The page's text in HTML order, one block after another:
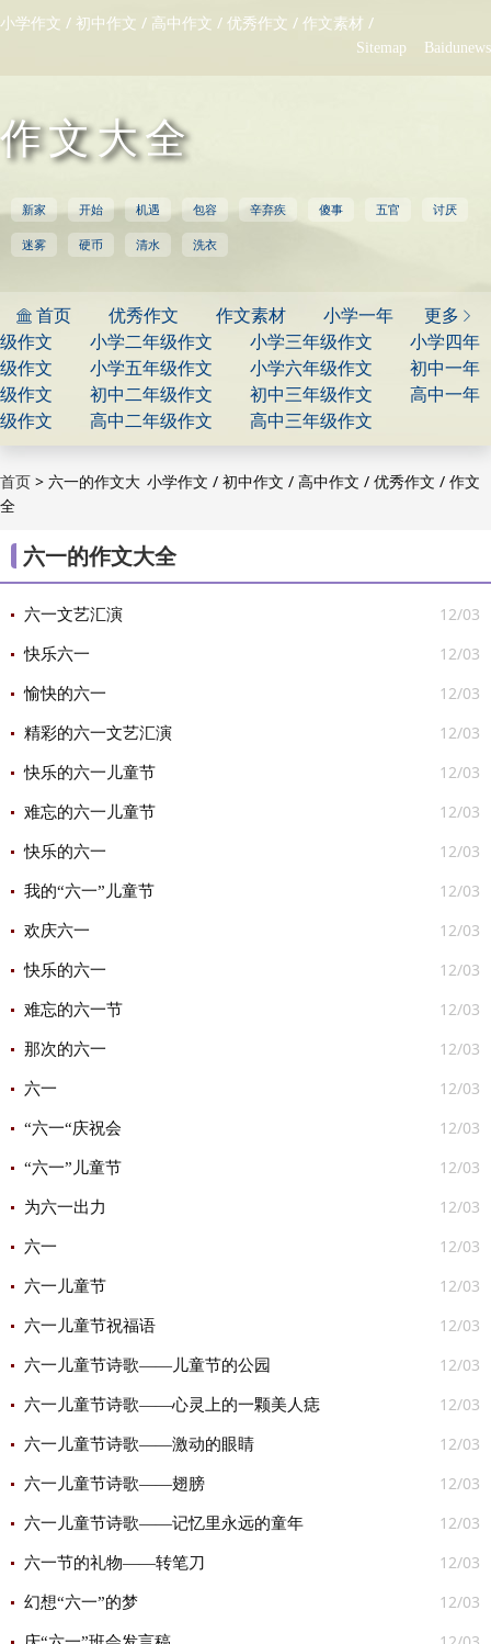
小学作文 / 初中作文 / 高中作文 / 优秀作文 / 作文素材 /
Sitemap Baidunews
作文大全
新家 开始 机遇 包容 辛弃疾 傻事 五官 讨厌
迷雾 硬币 清水 洗衣
更多 
 首页 优秀作文 作文素材
小学一年
级作文
小学二年级作文 小学三年级作文
小学四年
级作文
小学五年级作文 小学六年级作文
初中一年
级作文
初中二年级作文 初中三年级作文
高中一年
级作文
高中二年级作文 高中三年级作文
小学作文 /初中作文 /高中作文 /优秀作文 /作文
首页 > 六一的作文大
全
六一的作文大全
12/03
六一文艺汇演
12/03
快乐六一
12/03
愉快的六一
12/03
精彩的六一文艺汇演
12/03
快乐的六一儿童节
12/03
难忘的六一儿童节
12/03
快乐的六一
12/03
我的“六一”儿童节
12/03
欢庆六一
12/03
快乐的六一
12/03
难忘的六一节
12/03
那次的六一
12/03
六一
12/03
“六一“庆祝会
12/03
“六一”儿童节
12/03
为六一出力
12/03
六一
12/03
六一儿童节
12/03
六一儿童节祝福语
12/03
六一儿童节诗歌——儿童节的公园
12/03
六一儿童节诗歌——心灵上的一颗美人痣
12/03
六一儿童节诗歌——激动的眼睛
12/03
六一儿童节诗歌——翅膀
12/03
六一儿童节诗歌——记忆里永远的童年
12/03
六一节的礼物——转笔刀
12/03
幻想“六一”的梦